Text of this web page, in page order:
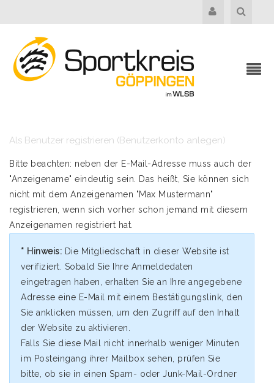
Als Benutzer registrieren (Benutzerkonto anlegen)
Bitte beachten: neben der E-Mail-Adresse muss auch der
"Anzeigename" eindeutig sein. Das heißt, Sie können sich
nicht mit dem Anzeigenamen "Max Mustermann"
registrieren, wenn sich vorher schon jemand mit diesem
Anzeigenamen registriert hat.
* Hinweis: Die Mitgliedschaft in dieser Website ist
verifiziert. Sobald Sie Ihre Anmeldedaten
eingetragen haben, erhalten Sie an Ihre angegebene
Adresse eine E-Mail mit einem Bestätigungslink, den
Sie anklicken müssen, um den Zugriff auf den Inhalt
der Website zu aktivieren.
Falls Sie diese Mail nicht innerhalb weniger Minuten
im Posteingang ihrer Mailbox sehen, prüfen Sie
bitte, ob sie in einen Spam- oder Junk-Mail-Ordner